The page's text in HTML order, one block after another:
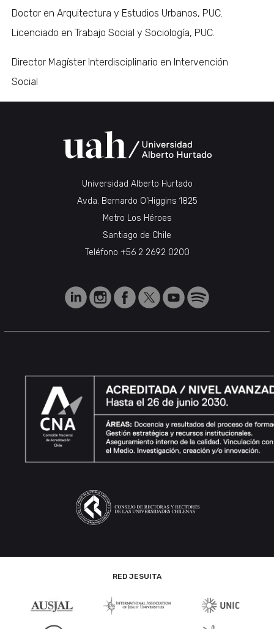
Doctor en Arquitectura y Estudios Urbanos, PUC.
Licenciado en Trabajo Social y Sociología, PUC.
Director Magíster Interdisciplinario en Intervención
Social
Universidad Alberto Hurtado
Avda. Bernardo O’Higgins 1825
Metro Los Héroes
Santiago de Chile
Teléfono +56 2 2692 0200
RED JESUITA